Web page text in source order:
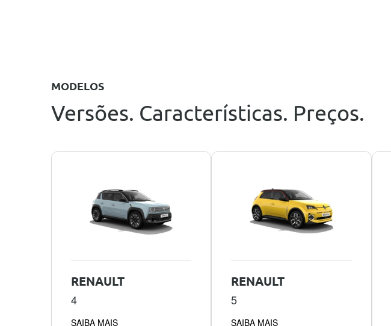
MODELOS
Versões. Características. Preços.
RENAULT
4
SAIBA MAIS
RENAULT
5
SAIBA MAIS